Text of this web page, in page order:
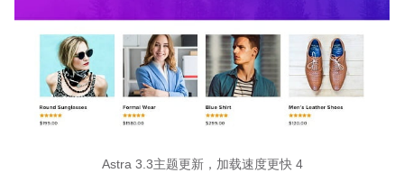
Astra 3.3主题更新，加载速度更快 4